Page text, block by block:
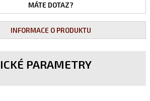
INFORMACE O PRODUKTU
MÁTE DOTAZ?
PARAMETRY